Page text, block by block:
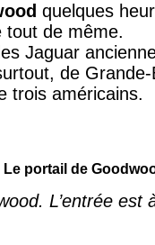
quelques
tout de même.
Jaguar
de Grande-
trois américains.
Le portail de
L’entrée est